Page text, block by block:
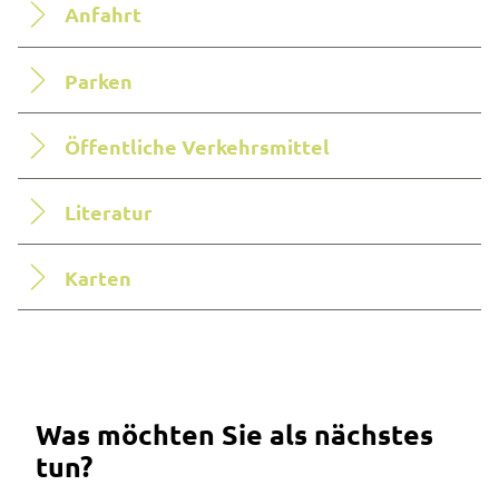
Anfahrt
Parken
Öffentliche Verkehrsmittel
Literatur
Karten
Was möchten Sie als nächstes
tun?